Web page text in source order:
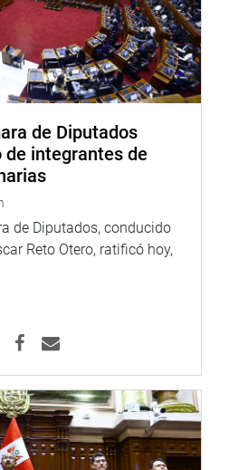
de Diputados
de integrantes de
de Diputados, conducido
Reto Otero, ratificó hoy,